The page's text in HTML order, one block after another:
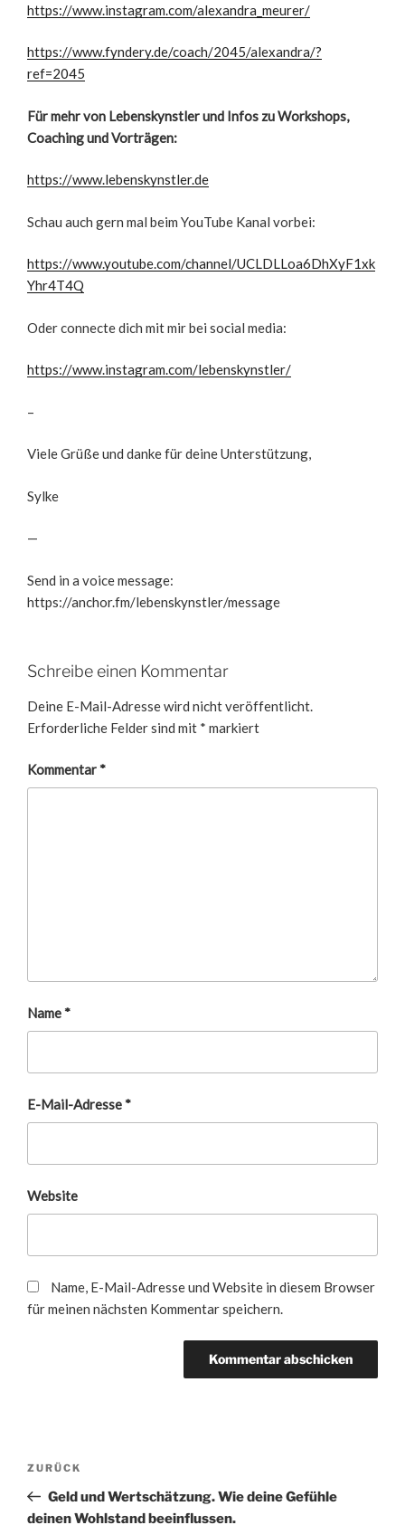
https://www.instagram.com/alexandra_meurer/
https://www.fyndery.de/coach/2045/alexandra/?
ref=2045
Für mehr von Lebenskynstler und Infos zu Workshops,
Coaching und Vorträgen:
https://www.lebenskynstler.de
Schau auch gern mal beim YouTube Kanal vorbei:
https://www.youtube.com/channel/UCLDLLoa6DhXyF1xk
Yhr4T4Q
Oder connecte dich mit mir bei social media:
https://www.instagram.com/lebenskynstler/
–
Viele Grüße und danke für deine Unterstützung,
Sylke
—
Send in a voice message:
https://anchor.fm/lebenskynstler/message
Schreibe einen Kommentar
Deine E-Mail-Adresse wird nicht veröffentlicht.
Erforderliche Felder sind mit * markiert
Kommentar*
Name*
E-Mail-Adresse*
Website
Name, E-Mail-Adresse und Website in diesem Browser
für meinen nächsten Kommentar speichern.
Beitragsnavigation
Vorheriger
Beitrag
ZURÜCK
Geld und Wertschätzung. Wie deine Gefühle
deinen Wohlstand beeinflussen.